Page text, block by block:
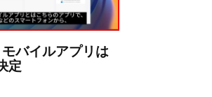
バイルアプリは
定